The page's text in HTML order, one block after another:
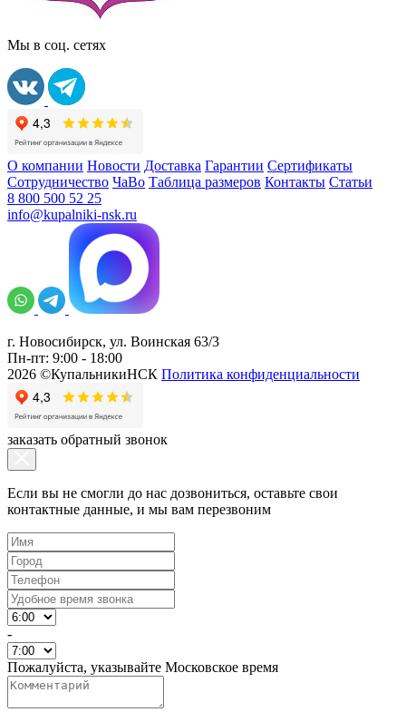
Мы в соц. сетях
О компании Новости Доставка Гарантии Сертификаты
Сотрудничество ЧаВо Таблица размеров Контакты Статьи
8 800 500 52 25
info@kupalniki-nsk.ru
г. Новосибирск, ул. Воинская 63/3
Пн-пт: 9:00 - 18:00
2026 ©КупальникиНСК Политика конфиденциальности
заказать обратный звонок
Если вы не смогли до нас дозвониться, оставьте свои
контактные данные, и мы вам перезвоним
-
Пожалуйста, указывайте Московское время